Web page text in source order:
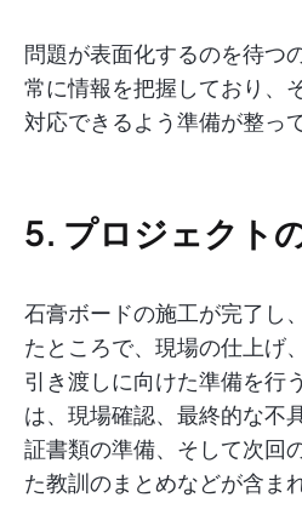
問題が表面化するのを待つ
常に情報を把握しており、
対応できるよう準備が整っ
5. プロジェクト
石膏ボードの施工が完了し
たところで、現場の仕上げ
引き渡しに向けた準備を行
は、現場確認、最終的な不
証書類の準備、そして次回
た教訓のまとめなどが含ま